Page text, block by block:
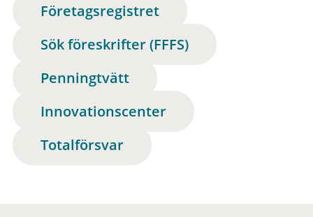
Företagsregistret
Sök föreskrifter (FFFS)
Penningtvätt
Innovationscenter
Totalförsvar